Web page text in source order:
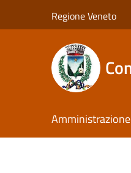
Regione Veneto
Amministrazione